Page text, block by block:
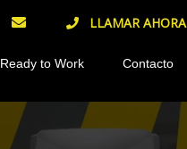
LLAMAR AHORA
Ready to Work Contacto